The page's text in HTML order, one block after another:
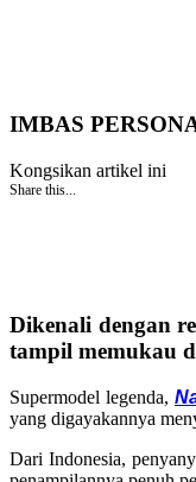
IMBAS
Kongsikan artikel ini
Share this...
Dikenali dengan
tampil memukau
Supermodel legenda,
yang digayakannya
Dari Indonesia,